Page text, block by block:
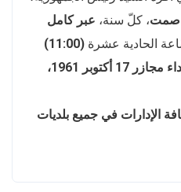
صمت، كلّ سنة، عبر كامل
الحادية عشرة
(11:00)
ترحّمًا على أرواح شهداء مجازر 17 أكتوبر 1961،
الإدارات في جميع بلديات